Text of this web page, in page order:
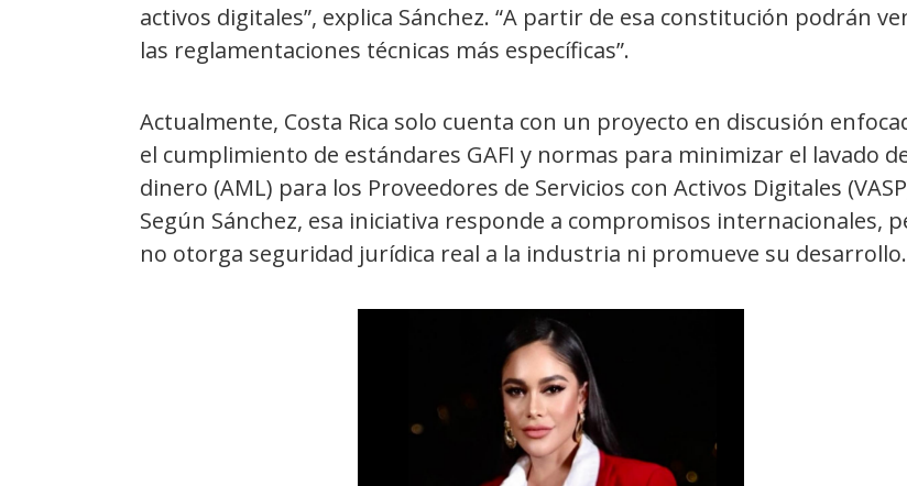
activos digitales”, explica Sánchez. “A partir de esa constitución podrán
las reglamentaciones técnicas más específicas”.
Actualmente, Costa Rica solo cuenta con un proyecto en discusión
el cumplimiento de estándares GAFI y normas para minimizar el lavado
dinero (AML) para los Proveedores de Servicios con Activos Digitales
Según Sánchez, esa iniciativa responde a compromisos internacionales,
no otorga seguridad jurídica real a la industria ni promueve su desarrollo.